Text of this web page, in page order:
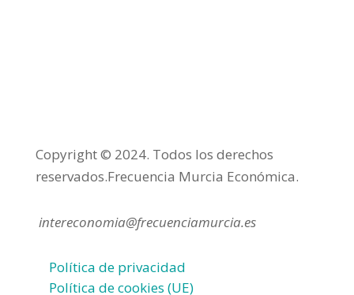
Copyright © 2024. Todos los derechos
reservados.Frecuencia Murcia Económica.
intereconomia@frecuenciamurcia.es
Política de privacidad
Política de cookies (UE)